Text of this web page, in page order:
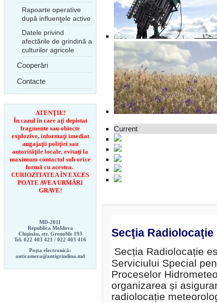
Rapoarte operative
după influenţele active
Datele privind
afectările de grindină a
culturilor agricole
Cooperări
Contacte
ATENŢIE!
În cazul în care aţi depistat
fragmente sau obiecte
explozive, informaţi imediat
angajaţii poliţiei sau
autorităţile locale, evitaţi la
maximum contactul sub orice
formă cu acestea.
CURIOZITATEA ÎN EXCES
POATE AVEA URMĂRI
GRAVE!
MD-2011
Republica Moldova
Chişinău, str. Grenoble 193
Tel. 022 403 421 / 022 403 416
Poşta electronică:
anticamera@antigrindina.md
Current
Secţia Radiolocaţie
Secția Radiolocație
Serviciului Special
Proceselor
organizarea și
radiolocație